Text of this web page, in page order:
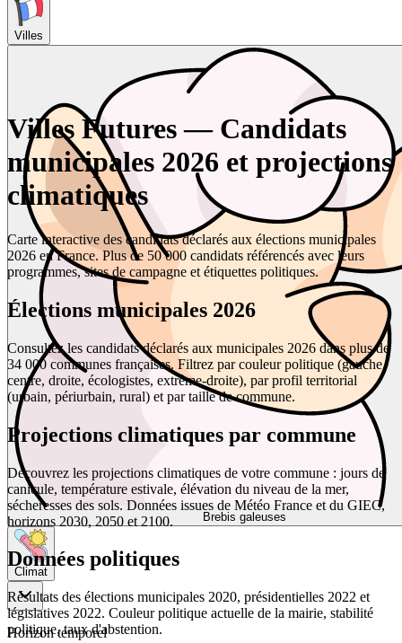
Villes
Brebis galeuses
Climat
Horizon temporel
Villes Futures — Candidats
municipales 2026 et projections
climatiques
Carte interactive des candidats déclarés aux élections municipales
2026 en France. Plus de 50 000 candidats référencés avec leurs
programmes, sites de campagne et étiquettes politiques.
Élections municipales 2026
Consultez les candidats déclarés aux municipales 2026 dans plus de
34 000 communes françaises. Filtrez par couleur politique (gauche,
centre, droite, écologistes, extrême-droite), par profil territorial
(urbain, périurbain, rural) et par taille de commune.
Projections climatiques par commune
Découvrez les projections climatiques de votre commune : jours de
canicule, température estivale, élévation du niveau de la mer,
sécheresses des sols. Données issues de Météo France et du GIEC,
horizons 2030, 2050 et 2100.
Données politiques
Résultats des élections municipales 2020, présidentielles 2022 et
législatives 2022. Couleur politique actuelle de la mairie, stabilité
politique, taux d'abstention.